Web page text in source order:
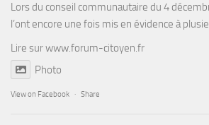
Lors du conseil communautaire du 4
l’ont encore une fois mis en évidence à
Lire surwww.forum-citoyen.fr
Photo
View on Facebook · Share